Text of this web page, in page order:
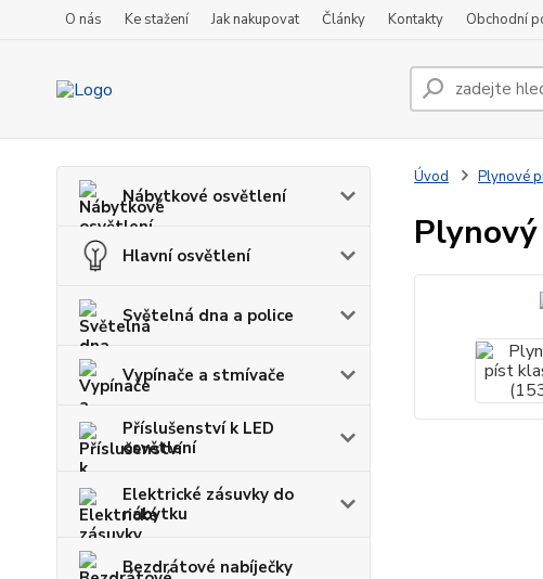
O nás Ke stažení Jak nakupovat Články Kontakty Obchodní
Nábytkové osvětlení
Hlavní osvětlení
Světelná dna a police
Vypínače a stmívače
Příslušenství k LED
osvětlení
Elektrické zásuvky do
nábytku
Bezdrátové nabíječky
Úvod Plynové